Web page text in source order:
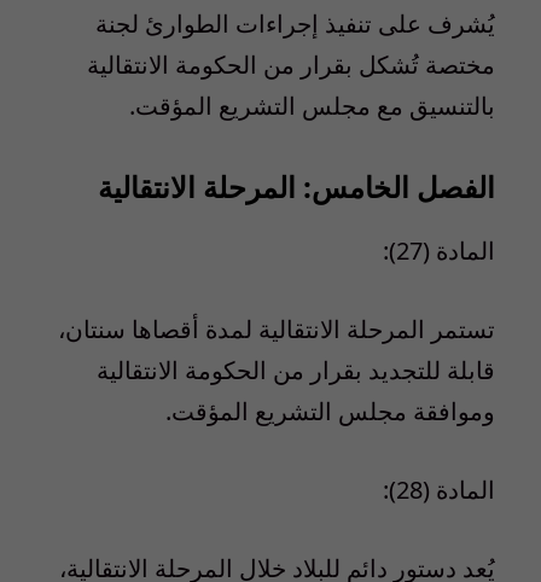
يُشرف على تنفيذ إجراءات الطوارئ لجنة
مختصة تُشكل بقرار من الحكومة الانتقالية
بالتنسيق مع مجلس التشريع المؤقت.
الفصل الخامس: المرحلة الانتقالية
المادة (27):
تستمر المرحلة الانتقالية لمدة أقصاها سنتان،
قابلة للتجديد بقرار من الحكومة الانتقالية
وموافقة مجلس التشريع المؤقت.
المادة (28):
يُعد دستور دائم للبلاد خلال المرحلة الانتقالية،